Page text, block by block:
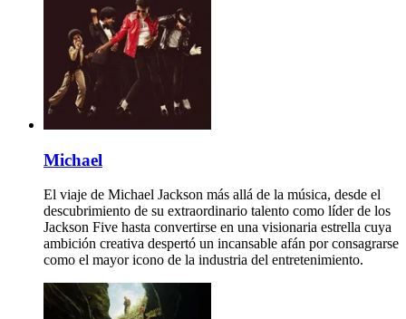
Michael
El viaje de Michael Jackson más allá de la música, desde el
descubrimiento de su extraordinario talento como líder de los
Jackson Five hasta convertirse en una visionaria estrella cuya
ambición creativa despertó un incansable afán por consagrarse
como el mayor icono de la industria del entretenimiento.